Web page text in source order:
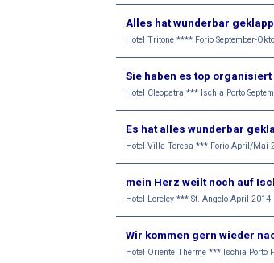
Alles hat wunderbar
Hotel Tritone **** Forio September-
Sie haben es top organisiert
Hotel Cleopatra *** Ischia Porto
Es hat alles wunderbar
Hotel Villa Teresa *** Forio April/Mai
mein Herz weilt noch auf
Hotel Loreley *** St. Angelo April 2014
Wir kommen gern wieder
Hotel Oriente Therme *** Ischia Porto